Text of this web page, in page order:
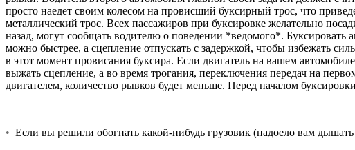
просто наедет своим колесом на провисший буксирный трос, что
металлический трос. Всех пассажиров при буксировке желательно
назад, могут сообщать водителю о поведении *ведомого*. Буксировать
можно быстрее, а сцепление отпускать с задержкой, чтобы избежать
в этот момент провисания буксира. Если двигатель на вашем
выжать сцепление, а во время трогания, переключения передач на
двигателем, количество рывков будет меньше. Перед началом
• Если вы решили обогнать какой-нибудь грузовик (надоело вам